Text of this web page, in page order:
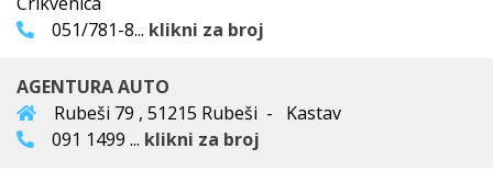
051/781-8... klikni za broj
AGENTURA AUTO
Rubeši 79 , 51215 Rubeši - Kastav
091 1499 ... klikni za broj